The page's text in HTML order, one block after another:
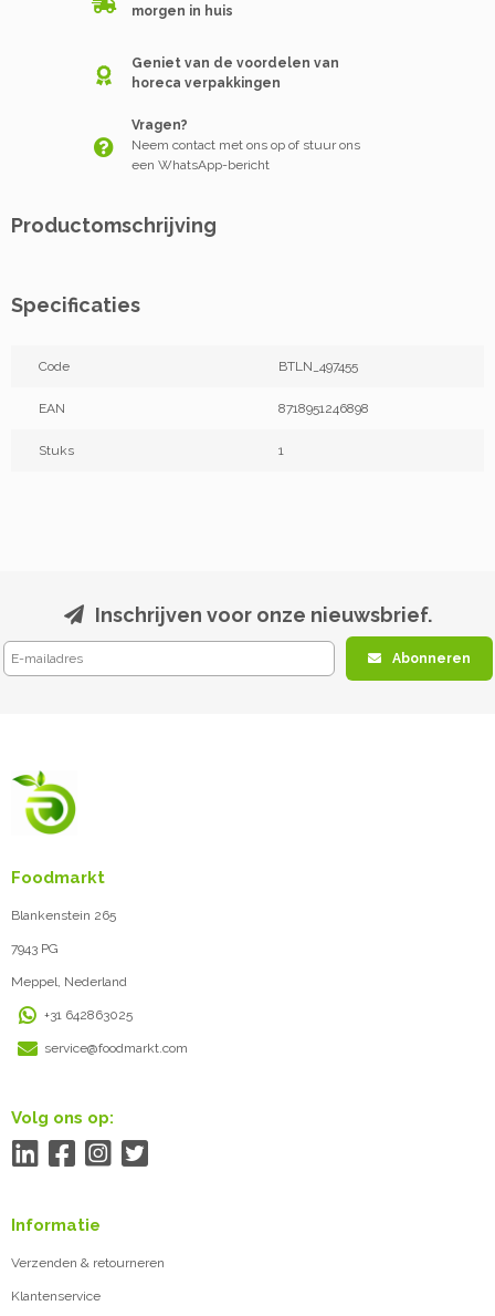
morgen in huis
Geniet van de voordelen van
horeca verpakkingen
Vragen?
Neem contact met ons op of stuur ons
een WhatsApp-bericht
Productomschrijving
Specificaties
Code BTLN_497455
EAN 8718951246898
Stuks 1
Inschrijven voor onze nieuwsbrief.
Abonneren
Foodmarkt
Blankenstein 265
7943 PG
Meppel, Nederland
+31 642863025
service@foodmarkt.com
Volg ons op:
Informatie
Verzenden & retourneren
Klantenservice